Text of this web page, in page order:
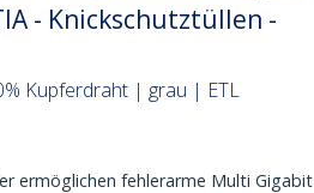
- Knickschutztüllen -
Kupferdraht | grau | ETL
ermöglichen fehlerarme Multi Gigabit